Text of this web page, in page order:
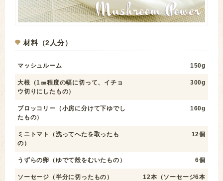
材料（2人分）
マッシュルーム 150g
大根（1㎝程度の幅に切って、イチョ
ウ切りにしたもの）
300g
ブロッコリー（小房に分けて下ゆでし
たもの）
160g
ミニトマト（洗ってへたを取ったも
の）
12個
うずらの卵（ゆでて殻をむいたもの） 6個
ソーセージ（半分に切ったもの）
12本（ソーセージ6本